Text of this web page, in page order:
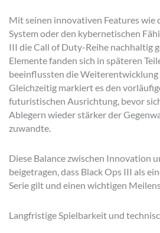
Mit seinen innovativen Features wie
System oder den kybernetischen
III die Call of Duty-Reihe nachhaltig
Elemente fanden sich in späteren
beeinflussten die Weiterentwicklung
Gleichzeitig markiert es den
futuristischen Ausrichtung, bevor
Ablegern wieder stärker der
zuwandte.
Diese Balance zwischen Innovation
beigetragen, dass Black Ops III als
Serie gilt und einen wichtigen
Langfristige Spielbarkeit und